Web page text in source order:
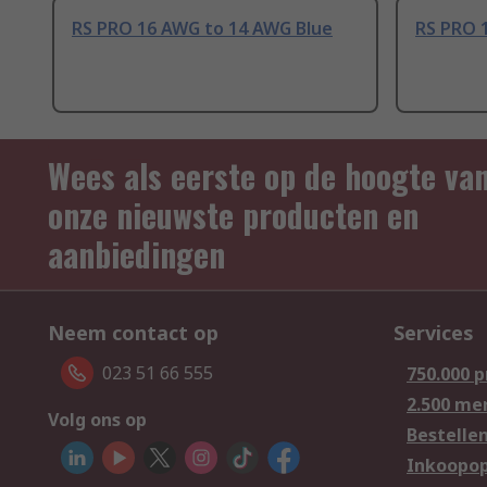
RS PRO 16 AWG to 14 AWG Blue RS PRO
Wees als eerste op de hoogte
onze nieuwste producten en
aanbiedingen
Neem contact op
023 51 66 555
Volg ons op
Services
750.000
2.500